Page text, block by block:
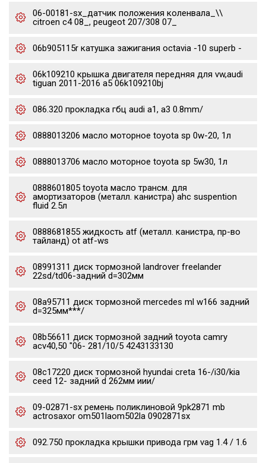
06-00181-sx_датчик положения коленвала_\\
citroen c4 08_, peugeot 207/308 07_
06b905115r катушка зажигания octavia -10 superb -
06k109210 крышка двигателя передняя для vw,audi
tiguan 2011-2016 a5 06k109210bj
086.320 прокладка гбц audi a1, a3 0.8mm/
0888013206 масло моторное toyota sp 0w-20, 1л
0888013706 масло моторное toyota sp 5w30, 1л
0888601805 toyota масло трансм. для
амортизаторов (металл. канистра) ahc suspention
fluid 2.5л
0888681855 жидкость atf (металл. канистра, пр-во
тайланд) ot atf-ws
08991311 диск тормозной landrover freelander
22sd/td06-задний d=302мм
08a95711 диск тормозной mercedes ml w166 задний
d=325мм***/
08b56611 диск тормозной задний toyota camry
acv40,50 "06- 281/10/5 4243133130
08c17220 диск тормозной hyundai creta 16-/i30/kia
ceed 12- задний d 262мм иии/
09-02871-sx ремень поликлиновой 9pk2871 mb
actrosaxor om501laom502la 0902871sx
092.750 прокладка крышки привода грм vag 1.4 / 1.6